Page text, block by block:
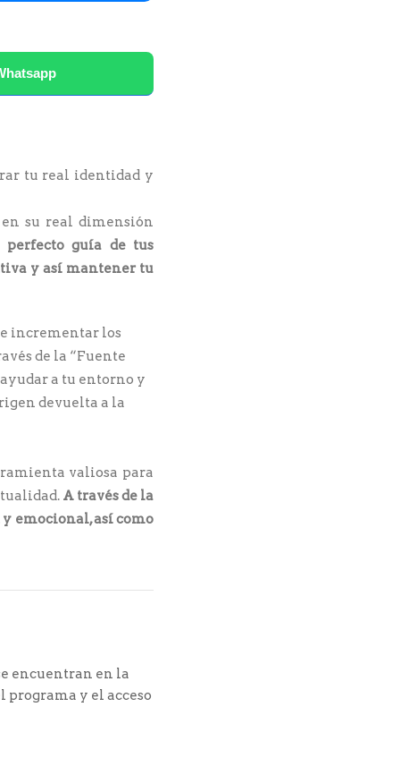
tu real identidad y
su real dimensión
guía de tus
y así mantener tu
incrementar los
de la “Fuente
a tu entorno y
devuelta a la
valiosa para
A través de la
emocional, así como
encuentran en la
y el acceso